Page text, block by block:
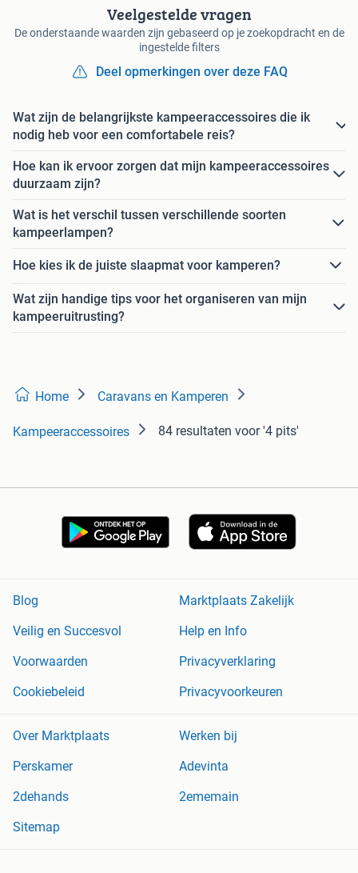
Veelgestelde vragen
De onderstaande waarden zijn gebaseerd op je zoekopdracht en de
ingestelde filters
Deel opmerkingen over deze FAQ
Wat zijn de belangrijkste kampeeraccessoires die ik
nodig heb voor een comfortabele reis?
Hoe kan ik ervoor zorgen dat mijn kampeeraccessoires
duurzaam zijn?
Wat is het verschil tussen verschillende soorten
kampeerlampen?
Hoe kies ik de juiste slaapmat voor kamperen?
Wat zijn handige tips voor het organiseren van mijn
kampeeruitrusting?
Home Caravans en Kamperen
Kampeeraccessoires 84 resultaten voor '4 pits'
Blog
Marktplaats Zakelijk
Veilig en Succesvol
Help en Info
Voorwaarden
Privacyverklaring
Cookiebeleid
Privacyvoorkeuren
Over Marktplaats
Werken bij
Perskamer
Adevinta
2dehands
2ememain
Sitemap